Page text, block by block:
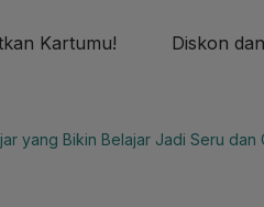
Kartumu! Diskon
yang Bikin Belajar Jadi Seru dan